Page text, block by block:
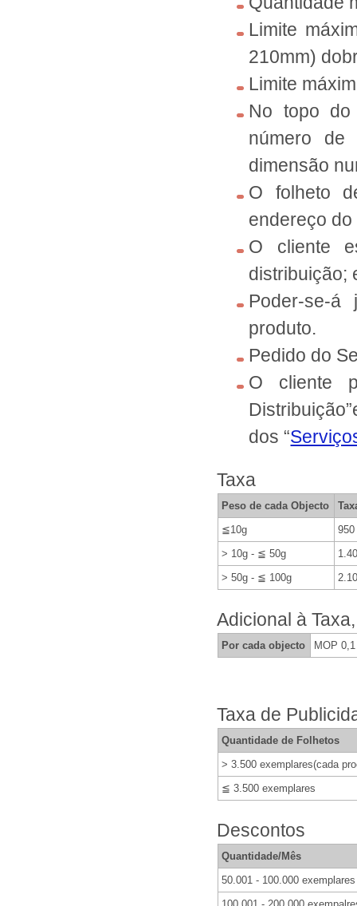
Limite
210mm)
Limite
No topo do
número de
dimensão
O folheto
endereço
O cliente
distribuição;
Poder-se-
produto.
Pedido do
O cliente
dos “
Taxa
Peso de cada Objecto
≦10g
950
> 10g - ≦ 50g
> 50g - ≦ 100g
Adicional à
Por cada objecto MOP 0,1
Taxa de
Quantidade de Folhetos
> 3.500 exemplares(cada
≦ 3.500 exemplares
Descontos
Quantidade/Mês
50.001 - 100.000 exemplares